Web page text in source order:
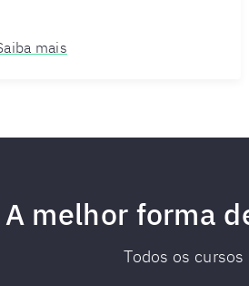
mais
A melhor forma
Todos os